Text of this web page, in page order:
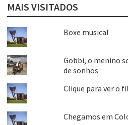
MAIS VISITADOS
Boxe musical
Gobbi, o menino
de sonhos
Clique para ver o
Chegamos em